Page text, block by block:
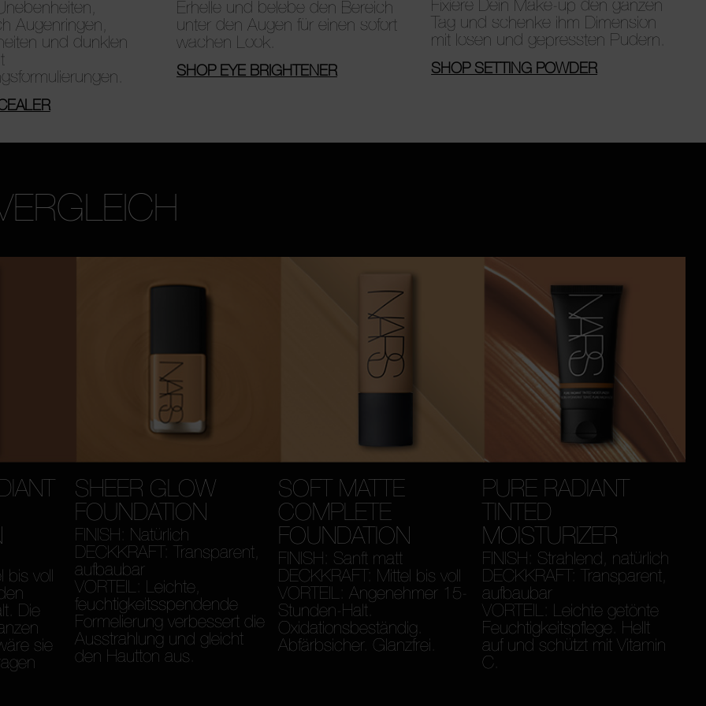
Augenringen,
und dunklen
Erhelle und belebe den Bereich
unter den Augen für einen sofort
wachen Look.
SHOP EYE BRIGHTENER
Fixiere Dein Make-up den ganzen
Tag und schenke ihm Dimension
mit losen und gepressten Pudern.
SHOP SETTING POWDER
bis voll
Die
sie
SHEER GLOW
FOUNDATION
FINISH: Natürlich
DECKKRAFT: Transparent,
aufbaubar
VORTEIL: Leichte,
feuchtigkeitsspendende
Formelierung verbessert die
Ausstrahlung und gleicht
den Hautton aus.
SOFT MATTE
COMPLETE
FOUNDATION
FINISH: Sanft matt
DECKKRAFT: Mittel bis voll
VORTEIL: Angenehmer 15-
Stunden-Halt.
Oxidationsbeständig.
Abfärbsicher. Glanzfrei.
PURE RADIANT
TINTED
MOISTURIZER
FINISH: Strahlend, natürlich
DECKKRAFT: Transparent,
aufbaubar
VORTEIL: Leichte getönte
Feuchtigkeitspflege. Hellt
auf und schützt mit Vitamin
C.